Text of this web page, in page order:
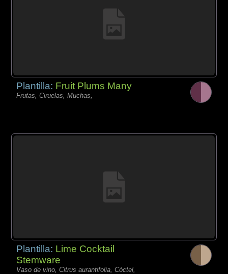
Plantilla: Fruit Plums Many
Frutas, Ciruelas, Muchas,
Plantilla: Lime Cocktail
Stemware
Vaso de vino, Citrus aurantifolia, Cóctel,